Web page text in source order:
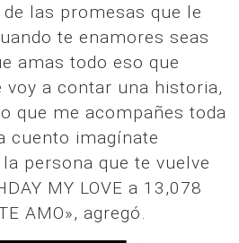
las promesas que le
te enamores seas
amas todo eso que
voy a contar una historia,
que me acompañes toda
cuento imagínate
persona que te vuelve
MY LOVE a 13,078
AMO», agregó.